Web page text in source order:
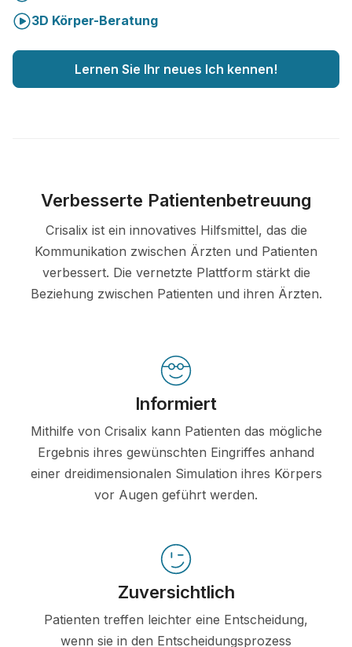
3D Körper-Beratung
Lernen Sie Ihr neues Ich kennen!
Verbesserte Patientenbetreuung
Crisalix ist ein innovatives Hilfsmittel, das die
Kommunikation zwischen Ärzten und Patienten
verbessert. Die vernetzte Plattform stärkt die
Beziehung zwischen Patienten und ihren Ärzten.
Informiert
Mithilfe von Crisalix kann Patienten das mögliche
Ergebnis ihres gewünschten Eingriffes anhand
einer dreidimensionalen Simulation ihres Körpers
vor Augen geführt werden.
Zuversichtlich
Patienten treffen leichter eine Entscheidung,
wenn sie in den Entscheidungsprozess